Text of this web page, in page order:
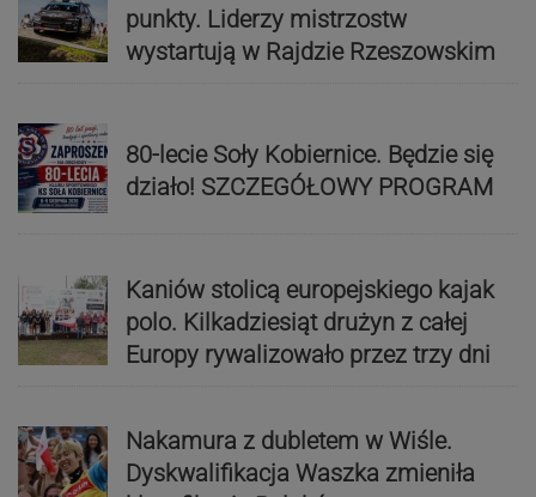
punkty. Liderzy mistrzostw
wystartują w Rajdzie Rzeszowskim
80-lecie Soły Kobiernice. Będzie się
działo! SZCZEGÓŁOWY PROGRAM
Kaniów stolicą europejskiego kajak
polo. Kilkadziesiąt drużyn z całej
Europy rywalizowało przez trzy dni
Nakamura z dubletem w Wiśle.
Dyskwalifikacja Waszka zmieniła